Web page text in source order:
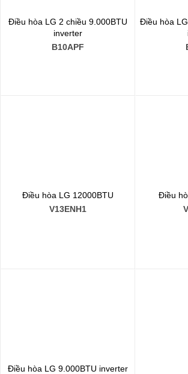
Điều hòa LG 2 chiều 9.000BTU
inverter
B10APF
Điều hòa
Điều hòa LG 12000BTU
V13ENH1
Điều
Điều hòa LG 9.000BTU inverter